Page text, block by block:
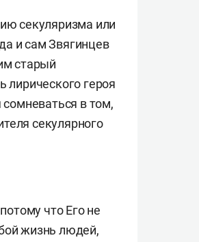
секуляризма или
и сам Звягинцев
старый
лирического героя
в том,
секулярного
что Его не
жизнь людей,